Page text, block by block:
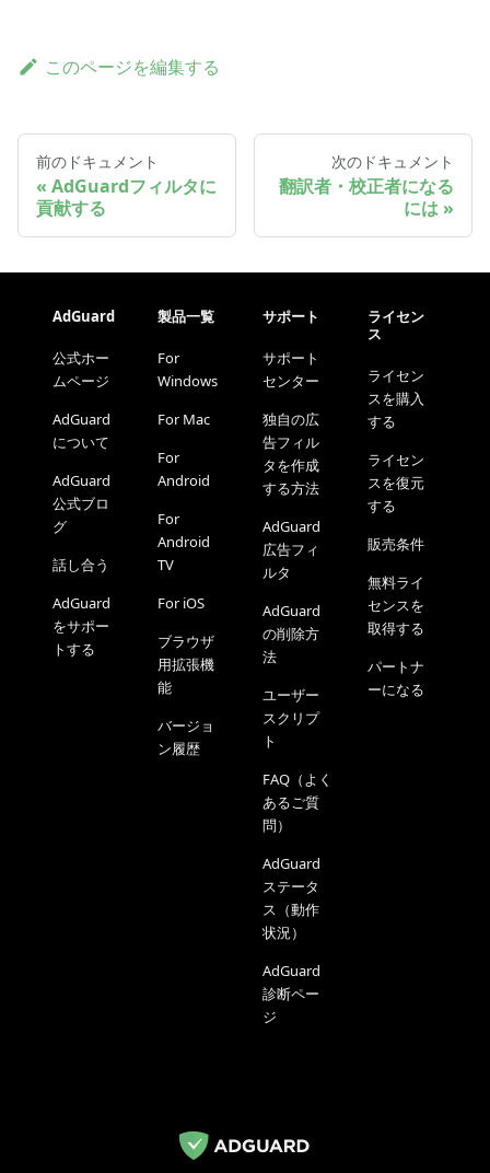
このページを編集する
前のドキュメント
AdGuardフィルタに
貢献する
次のドキュメント
翻訳者・校正者になる
には
AdGuard
公式ホー
ムページ
AdGuard
について
AdGuard
公式ブロ
グ
話し合う
AdGuard
をサポー
トする
製品一覧
For
Windows
For Mac
For
Android
For
Android
TV
For iOS
ブラウザ
用拡張機
能
バージョ
ン履歴
サポート
サポート
センター
独自の広
告フィル
タを作成
する方法
AdGuard
広告フィ
ルタ
AdGuard
の削除方
法
ユーザー
スクリプ
ト
FAQ（よく
あるご質
問）
AdGuard
ステータ
ス（動作
状況）
AdGuard
診断ペー
ジ
ライセン
ス
ライセン
スを購入
する
ライセン
スを復元
する
販売条件
無料ライ
センスを
取得する
パートナ
ーになる